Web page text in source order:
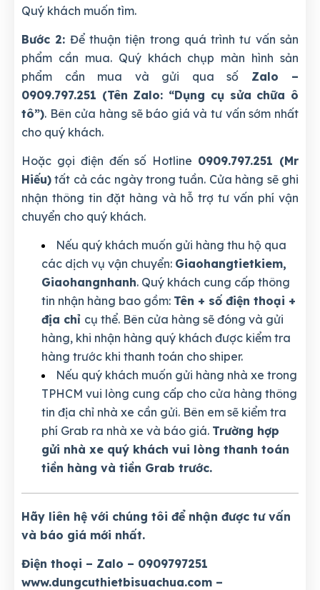
Quý khách muốn tìm.
Bước 2: Để thuận tiện trong quá trình tư vấn sản
phẩm cần mua. Quý khách chụp màn hình sản
phẩm cần mua và gửi qua số Zalo –
0909.797.251 (Tên Zalo: “Dụng cụ sửa chữa ô
tô”). Bên cửa hàng sẽ báo giá và tư vấn sớm nhất
cho quý khách.
Hoặc gọi điện đến số Hotline 0909.797.251 (Mr
Hiếu) tất cả các ngày trong tuần. Cửa hàng sẽ ghi
nhận thông tin đặt hàng và hỗ trợ tư vấn phí vận
chuyển cho quý khách.
Nếu quý khách muốn gửi hàng thu hộ qua
các dịch vụ vận chuyển: Giaohangtietkiem,
Giaohangnhanh. Quý khách cung cấp thông
tin nhận hàng bao gồm: Tên + số điện thoại +
địa chỉ cụ thể. Bên cửa hàng sẽ đóng và gửi
hàng, khi nhận hàng quý khách được kiểm tra
hàng trước khi thanh toán cho shiper.
Nếu quý khách muốn gửi hàng nhà xe trong
TPHCM vui lòng cung cấp cho cửa hàng thông
tin địa chỉ nhà xe cần gửi. Bên em sẽ kiểm tra
phí Grab ra nhà xe và báo giá. Trường hợp
gửi nhà xe quý khách vui lòng thanh toán
tiền hàng và tiền Grab trước.
Hãy liên hệ với chúng tôi để nhận được tư vấn
và báo giá mới nhất.
Điện thoại – Zalo – 0909797251
www.dungcuthietbisuachua.com –